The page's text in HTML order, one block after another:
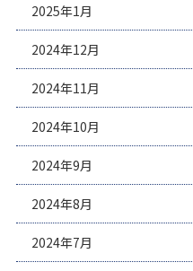
2025年1月
2024年12月
2024年11月
2024年10月
2024年9月
2024年8月
2024年7月